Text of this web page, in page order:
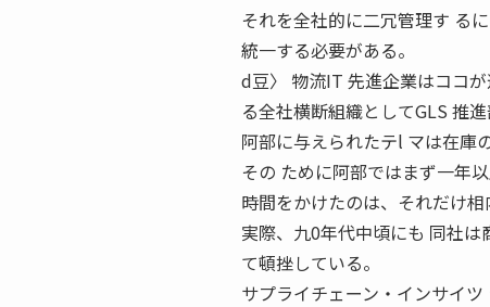
それを全社的に二冗管理す る
統一する必要がある。
d豆〉 物流IT 先進企業はココ
る全社横断組織としてGLS 推進
阿部に与えられたテl マは在庫
その ために阿部ではまず一年
時間をかけたのは、それだけ相
実際、九0年代中頃にも 同社
て頓挫している。
サプライチェーン・インサイ